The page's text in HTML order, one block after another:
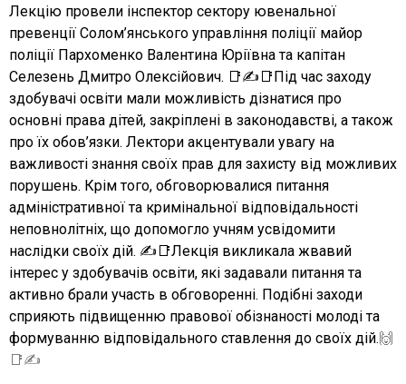
Лекцію провели інспектор сектору ювенальної
превенції Солом’янського управління поліції майор
поліції Пархоменко Валентина Юріївна та капітан
Селезень Дмитро Олексійович. 📑✍️📑Під час заходу
здобувачі освіти мали можливість дізнатися про
основні права дітей, закріплені в законодавстві, а також
про їх обов’язки. Лектори акцентували увагу на
важливості знання своїх прав для захисту від можливих
порушень. Крім того, обговорювалися питання
адміністративної та кримінальної відповідальності
неповнолітніх, що допомогло учням усвідомити
наслідки своїх дій. ✍️📑Лекція викликала жвавий
інтерес у здобувачів освіти, які задавали питання та
активно брали участь в обговоренні. Подібні заходи
сприяють підвищенню правової обізнаності молоді та
формуванню відповідального ставлення до своїх дій. 🙌
📑✍️